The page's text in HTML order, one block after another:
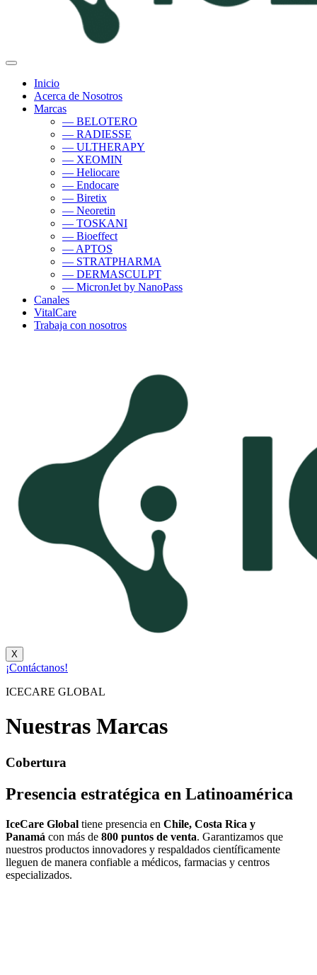
Inicio
Acerca de Nosotros
Marcas
— BELOTERO
— RADIESSE
— ULTHERAPY
— XEOMIN
— Heliocare
— Endocare
— Biretix
— Neoretin
— TOSKANI
— Bioeffect
— APTOS
— STRATPHARMA
— DERMASCULPT
— MicronJet by NanoPass
Canales
VitalCare
Trabaja con nosotros
X
¡Contáctanos!
ICECARE GLOBAL
Nuestras Marcas
Cobertura
Presencia estratégica en Latinoamérica
IceCare Global tiene presencia en Chile, Costa Rica y
Panamá con más de 800 puntos de venta. Garantizamos que
nuestros productos innovadores y respaldados científicamente
lleguen de manera confiable a médicos, farmacias y centros
especializados.